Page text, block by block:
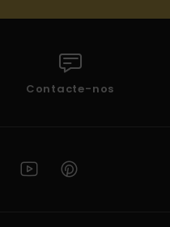
Contacte-nos